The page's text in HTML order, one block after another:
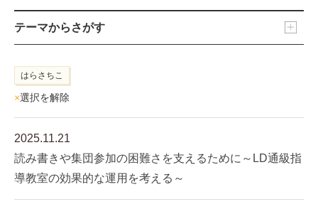
テーマからさがす
はらさちこ
×選択を解除
2025.11.21
読み書きや集団参加の困難さを支えるために～LD通級指
導教室の効果的な運用を考える～